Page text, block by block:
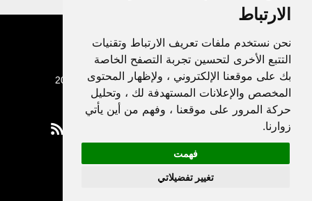
الارتباط
نحن نستخدم ملفات تعريف الارتباط وتقنيات
التتبع الأخرى لتحسين تجربة التصفح الخاصة
بك على موقعنا الإلكتروني ، ولإظهار المحتوى
المخصص والإعلانات المستهدفة لك ، وتحليل
حركة المرور على موقعنا ، وفهم من أين يأتي
زوارنا.
فهمت
تغيير تفضيلاتي
جميع الحقوق محفوظة لدنيا الوطن © 2003 - 2022
Privacy Policy